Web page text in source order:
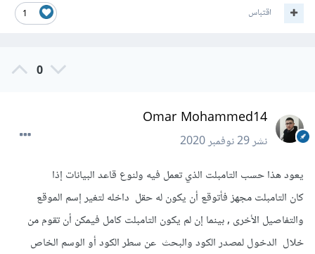
1 اقتباس
0
Omar Mohammed14
نشر29 نوفمبر 2020
يعود هذا حسب التامبلت الذي تعمل فيه ولنوع قاعد البيانات إذا
كان التامبلت مجهز فأتوقع أن يكون له حقل داخله لتغير إسم الموقع
والتفاصيل الأخرى , بينما إن لم يكون التامبلت كامل فيمكن أن تقوم من
خلال الدخول لمصدر الكود والبحث عن سطر الكود أو الوسم الخاص